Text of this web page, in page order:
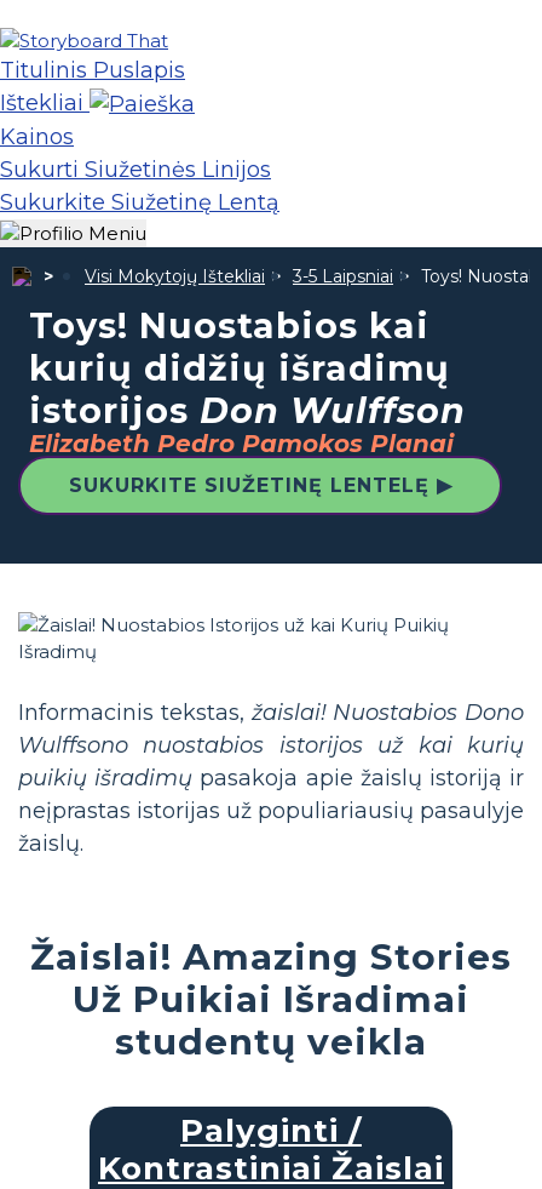
Titulinis Puslapis
Ištekliai
Kainos
Sukurti Siužetinės Linijos
Sukurkite Siužetinę Lentą
Visi Mokytojų Ištekliai 3-5 Laipsniai Toys!
Toys! Nuostabios kai
kurių didžių išradimų
istorijos Don Wulffson
Elizabeth Pedro Pamokos Planai
SUKURKITE SIUŽETINĘ LENTELĘ ▶
Informacinis tekstas, žaislai! Nuostabios Dono
Wulffsono nuostabios istorijos už kai kurių
puikių išradimų pasakoja apie žaislų istoriją ir
neįprastas istorijas už populiariausių pasaulyje
žaislų.
Žaislai! Amazing Stories
Už Puikiai Išradimai
studentų veikla
Palyginti /
Kontrastiniai Žaislai